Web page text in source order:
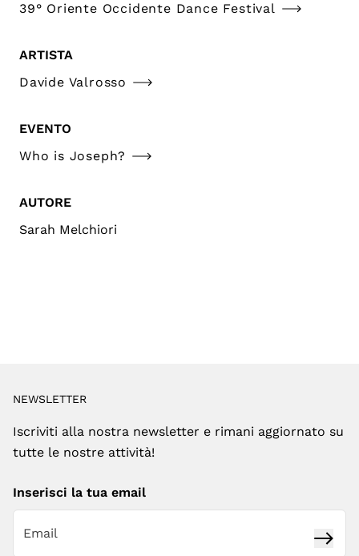
39° Oriente Occidente Dance Festival
ARTISTA
Davide Valrosso
EVENTO
Who is Joseph?
AUTORE
Sarah Melchiori
NEWSLETTER
Iscriviti alla nostra newsletter e rimani aggiornato su
tutte le nostre attività!
Inserisci la tua email